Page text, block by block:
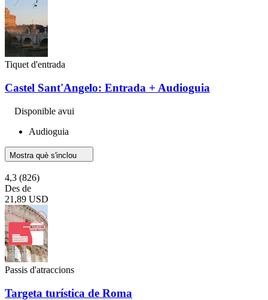
Tiquet d'entrada
Castel Sant'Angelo: Entrada + Audioguia
Disponible avui
Audioguia
Mostra què s'inclou
4,3 (826)
Des de
21,89 USD
Passis d'atraccions
Targeta turística de Roma